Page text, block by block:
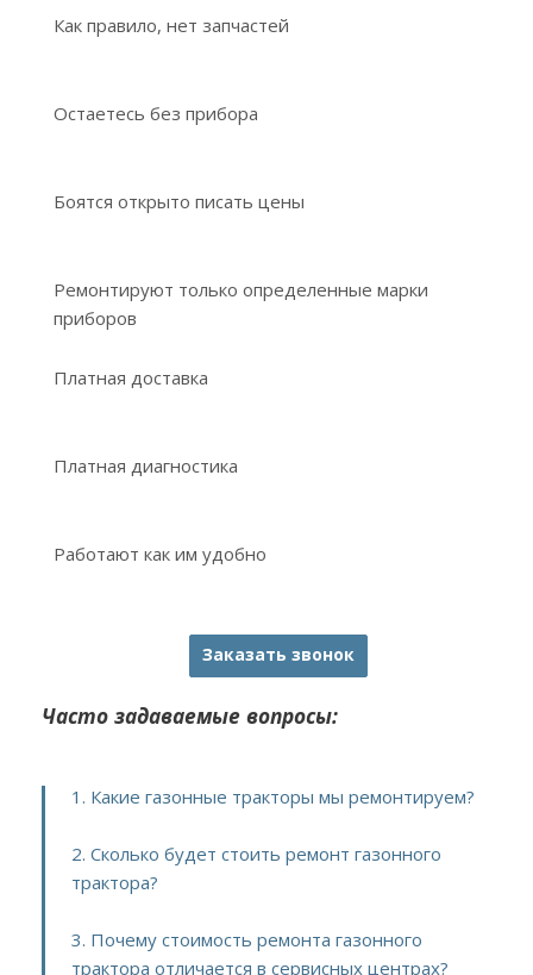
Как правило, нет запчастей
Остаетесь без прибора
Боятся открыто писать цены
Ремонтируют только определенные марки
приборов
Платная доставка
Платная диагностика
Работают как им удобно
Заказать звонок
Часто задаваемые вопросы:
1. Какие газонные тракторы мы ремонтируем?
2. Сколько будет стоить ремонт газонного
трактора?
3. Почему стоимость ремонта газонного
трактора отличается в сервисных центрах?